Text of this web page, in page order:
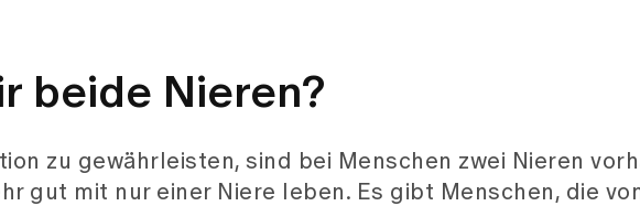
beide Nieren?
zu gewährleisten, sind bei Menschen zwei Nieren
gut mit nur einer Niere leben. Es gibt Menschen, die